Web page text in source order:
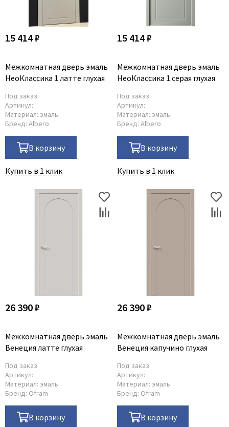
15 414 ₽
Межкомнатная дверь эмаль
НеоКлассика 1 латте глухая
Под заказ
Артикул:
Материал: эмаль
Бренд: Albero
В корзину
Купить в 1 клик
15 414 ₽
Межкомнатная дверь эмаль
НеоКлассика 1 серая глухая
Под заказ
Артикул:
Материал: эмаль
Бренд: Albero
В корзину
Купить в 1 клик
26 390 ₽
Межкомнатная дверь эмаль
Венеция латте глухая
Под заказ
Артикул:
Материал: эмаль
Бренд: Ofram
В корзину
26 390 ₽
Межкомнатная дверь эмаль
Венеция капучино глухая
Под заказ
Артикул:
Материал: эмаль
Бренд: Ofram
В корзину